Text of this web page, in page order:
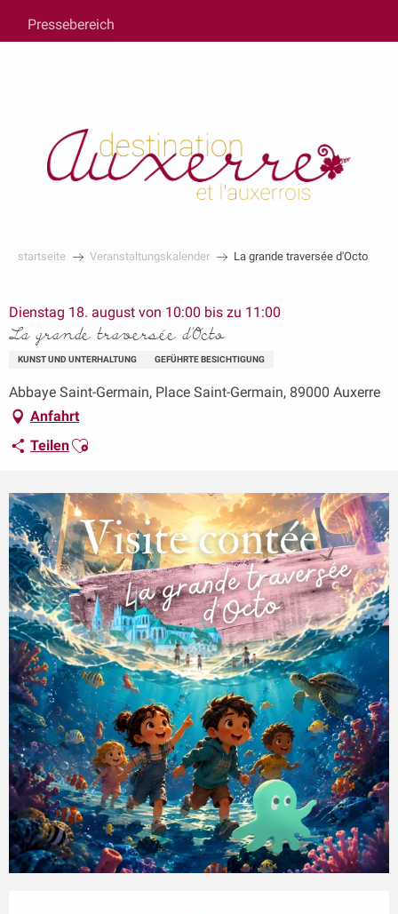
contenu
principal
Pressebereich
startseite Veranstaltungskalender La grande traversée d'Octo
Dienstag 18. august von 10:00 bis zu 11:00
La grande traversée d'Octo
KUNST UND UNTERHALTUNG GEFÜHRTE BESICHTIGUNG
Abbaye Saint-Germain, Place Saint-Germain, 89000 Auxerre
Anfahrt
TeilenAjouter aux favoris